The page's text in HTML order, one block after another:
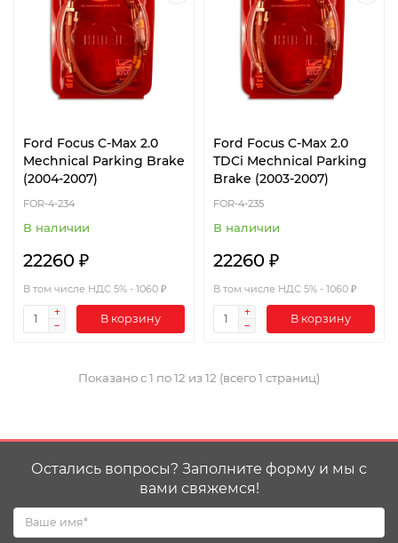
Ford Focus C-Max 2.0
Mechnical Parking Brake
(2004-2007)
FOR-4-234
В наличии
22260 ₽
В том числе НДС 5% - 1060 ₽
В корзину
Ford Focus C-Max 2.0
TDCi Mechnical Parking
Brake (2003-2007)
FOR-4-235
В наличии
22260 ₽
В том числе НДС 5% - 1060 ₽
В корзину
Показано с 1 по 12 из 12 (всего 1 страниц)
Остались вопросы? Заполните форму и мы с
вами свяжемся!